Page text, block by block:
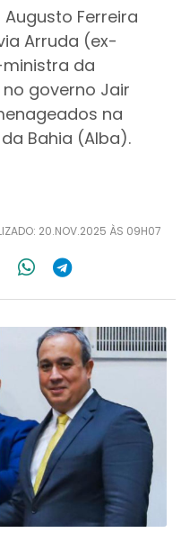
Ferreira
Arruda (ex-
da
governo Jair
na
Bahia (Alba).
20.NOV.2025 ÀS 09H07